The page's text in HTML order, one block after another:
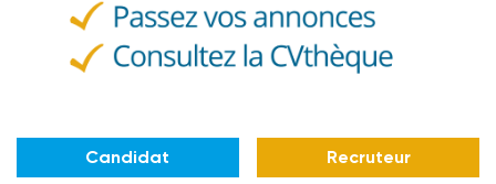
Candidat Recruteur